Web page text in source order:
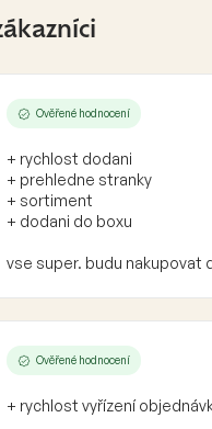
Ověřené hodnocení
+ rychlost dodani
+ prehledne stranky
+ sortiment
+ dodani do boxu
vse super. budu nakupovat
Ověřené hodnocení
+ rychlost vyřízení